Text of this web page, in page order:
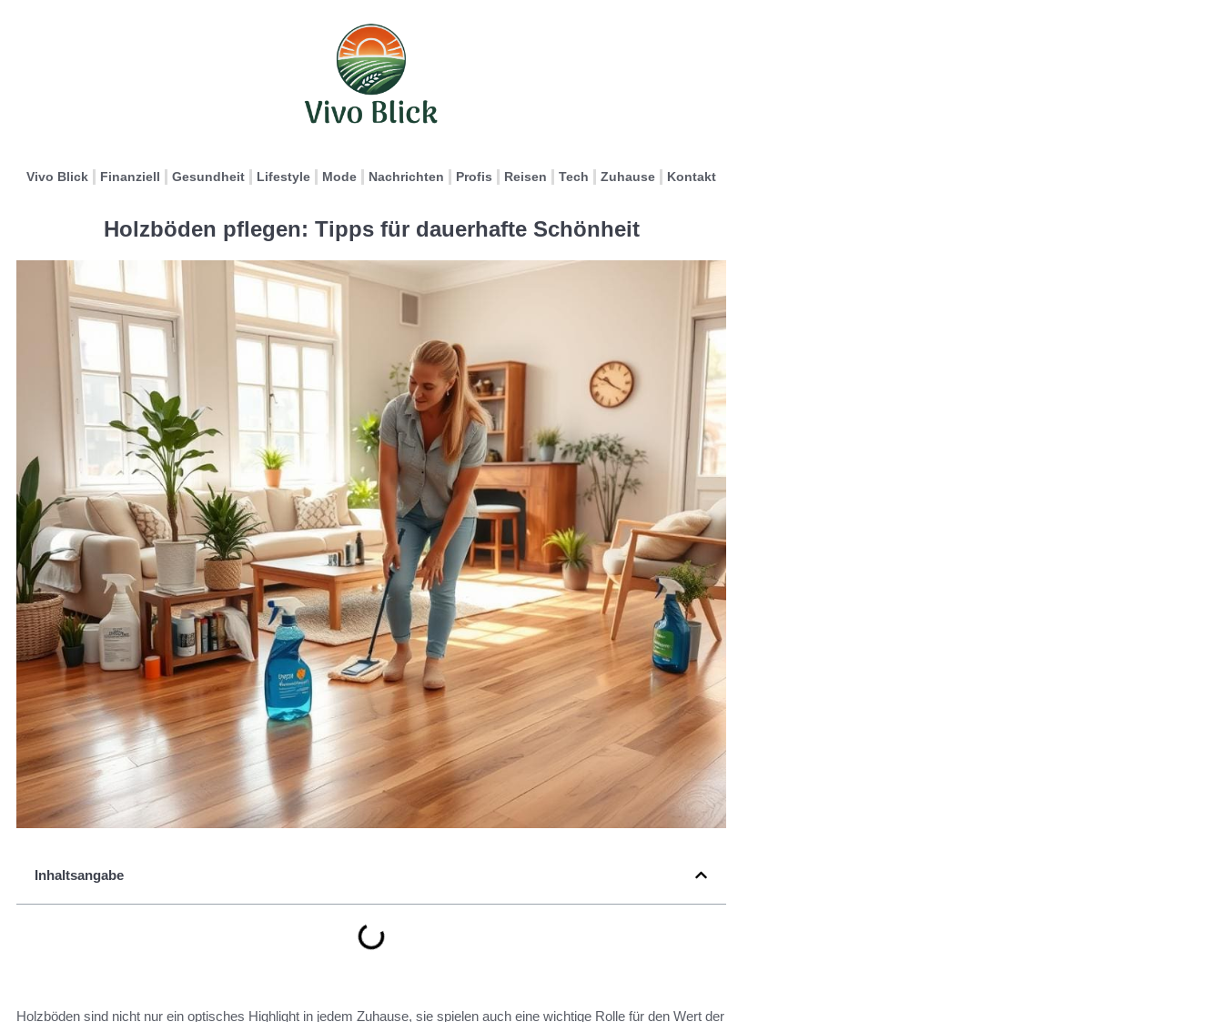
Vivo Blick Finanziell Gesundheit Lifestyle Mode Nachrichten Profis Reisen Tech Zuhause Kontakt
Holzböden pflegen: Tipps für dauerhafte Schönheit
Inhaltsangabe
Holzböden sind nicht nur ein optisches Highlight in jedem Zuhause, sie spielen auch eine wichtige Rolle für den Wert der